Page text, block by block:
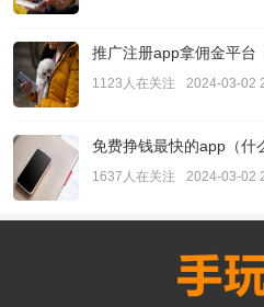
推广注册app拿佣金平台
1123人在关注 2024-03-02
免费挣钱最快的app（什
1637人在关注 2024-03-02